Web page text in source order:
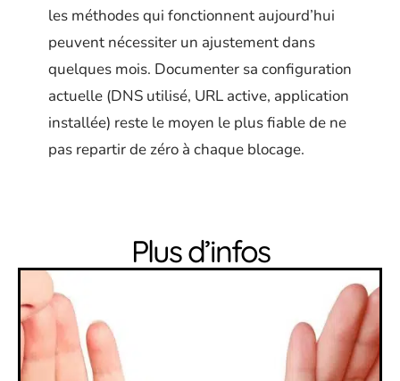
les méthodes qui fonctionnent aujourd’hui
peuvent nécessiter un ajustement dans
quelques mois. Documenter sa configuration
actuelle (DNS utilisé, URL active, application
installée) reste le moyen le plus fiable de ne
pas repartir de zéro à chaque blocage.
Plus d’infos